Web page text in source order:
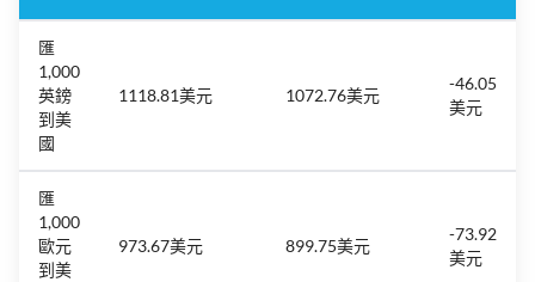
匯
1,000
英鎊
到美
國
1118.81美元 1072.76美元
-46.05
美元
匯
1,000
歐元
到美
973.67美元 899.75美元
-73.92
美元